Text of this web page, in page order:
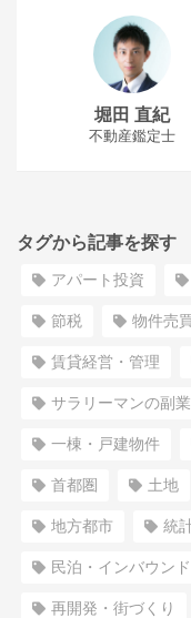
堀田 直紀
不動産鑑定士
タグから記事を探す
アパート投資
節税 物件売
賃貸経営・管理
サラリーマンの副業
一棟・戸建物件
首都圏 土地
地方都市 統
民泊・インバウンド
再開発・街づくり